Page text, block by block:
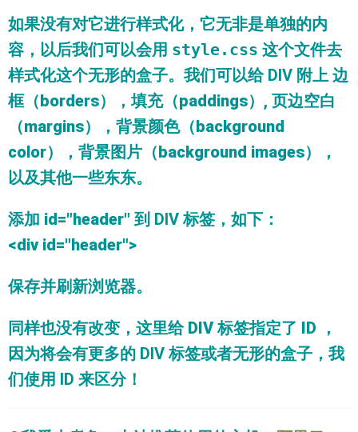
如果没有对它进行样式化，它无非是单独的内
容，以后我们可以会用 style.css 这个文件去
样式化这个无形的盒子。我们可以给 DIV 附上 边
框（borders）
，填充（paddings） , 页边空白
（margins）
， 背景颜色（background
color）
， 背景图片（background images）
，
以及其他一些东东。
添加 id="header" 到 DIV 标签，如下：
<div id="header">
保存并刷新浏览器。
同样也没有改变，这里给 DIV标签指定了 ID ，
因为将会有更多的 DIV 标签或者无形的盒子，我
们使用 ID 来区分！